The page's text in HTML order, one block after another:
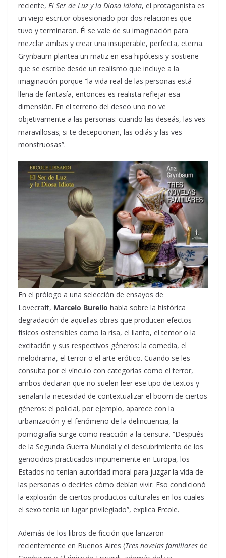
reciente, El Ser de Luz y la Diosa Idiota, el protagonista es
un viejo escritor obsesionado por dos relaciones que
tuvo y terminaron. Él se vale de su imaginación para
mezclar ambas y crear una insuperable, perfecta, eterna.
Grynbaum plantea un matiz en esa hipótesis y sostiene
que se escribe desde un realismo que incluye a la
imaginación porque “la vida real de las personas está
llena de fantasía, entonces es realista reflejar esa
dimensión. En el terreno del deseo uno no ve
objetivamente a las personas: cuando las deseás, las ves
maravillosas; si te decepcionan, las odiás y las ves
monstruosas”.
En el prólogo a una selección de ensayos de
Lovecraft, Marcelo Burello habla sobre la histórica
degradación de aquellas obras que producen efectos
físicos ostensibles como la risa, el llanto, el temor o la
excitación y sus respectivos géneros: la comedia, el
melodrama, el terror o el arte erótico. Cuando se les
consulta por el vínculo con categorías como el terror,
ambos declaran que no suelen leer ese tipo de textos y
señalan la necesidad de contextualizar el boom de ciertos
géneros: el policial, por ejemplo, aparece con la
urbanización y el fenómeno de la delincuencia, la
pornografía surge como reacción a la censura. “Después
de la Segunda Guerra Mundial y el descubrimiento de los
genocidios practicados impunemente en Europa, los
Estados no tenían autoridad moral para juzgar la vida de
las personas o decirles cómo debían vivir. Eso condicionó
la explosión de ciertos productos culturales en los cuales
el sexo tenía un lugar privilegiado”, explica Ercole.
Además de los libros de ficción que lanzaron
recientemente en Buenos Aires (Tres novelas familiares de